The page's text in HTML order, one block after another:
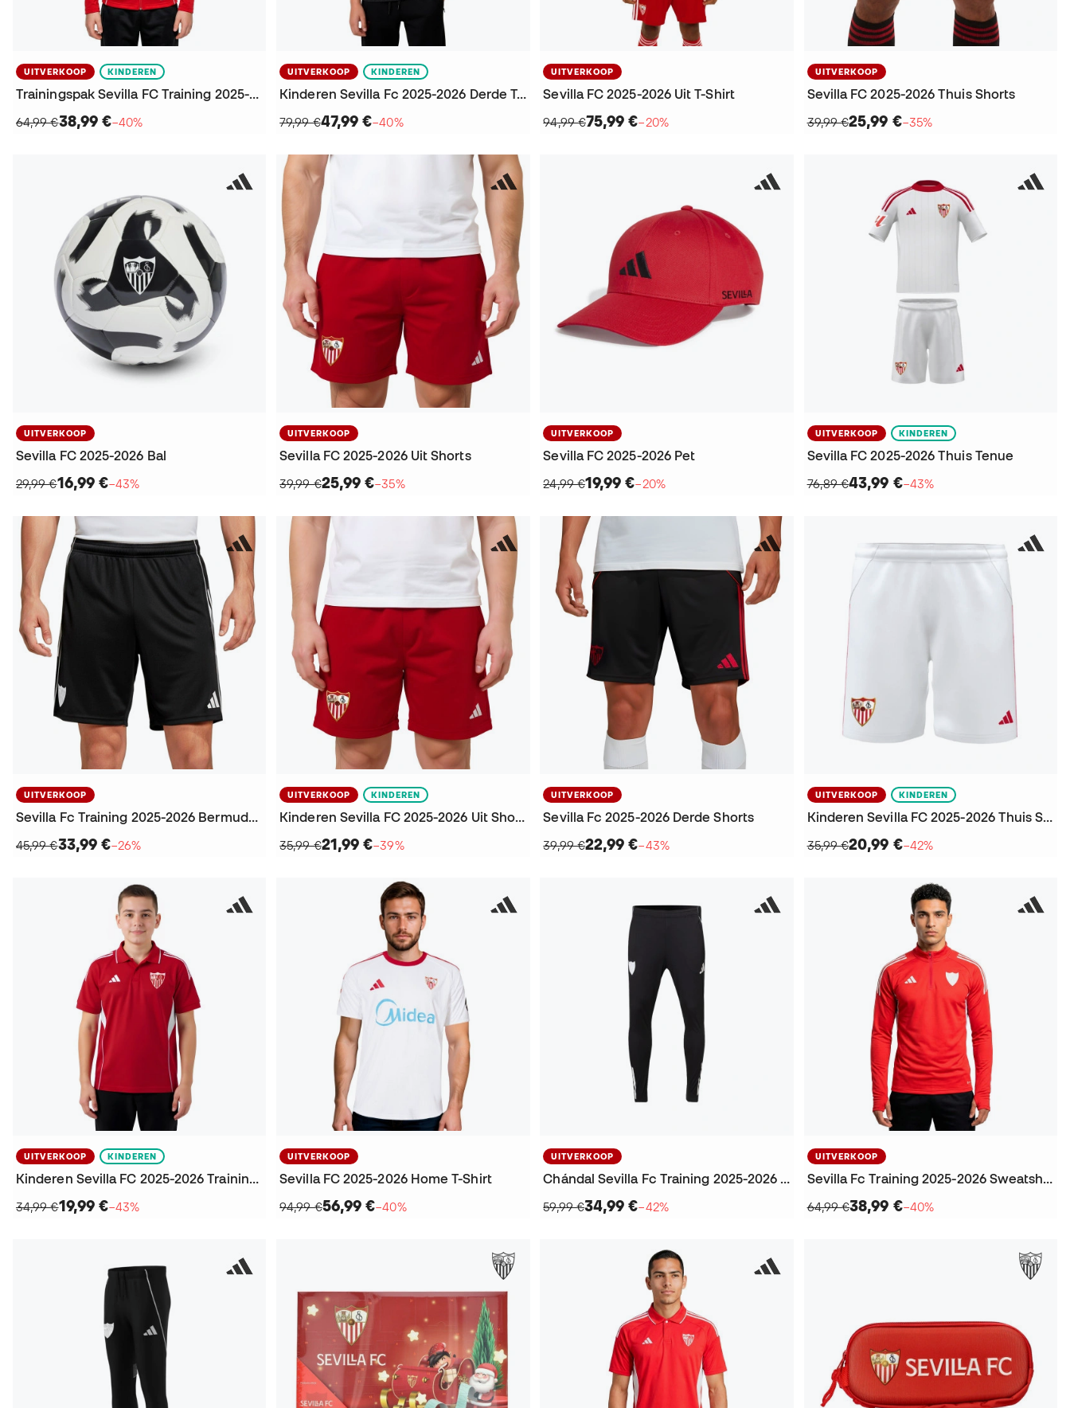
UITVERKOOP KINDEREN
Trainingspak Sevilla FC Training 2025-2026 Kind Jack
64,99 €38,99 €−40%
UITVERKOOP KINDEREN
Kinderen Sevilla Fc 2025-2026 Derde T-Shirt
79,99 €47,99 €−40%
UITVERKOOP
Sevilla FC 2025-2026 Uit T-Shirt
94,99 €75,99 €−20%
UITVERKOOP
Sevilla FC 2025-2026 Thuis Shorts
39,99 €25,99 €−35%
UITVERKOOP
Sevilla FC 2025-2026 Bal
29,99 €16,99 €−43%
UITVERKOOP
Sevilla FC 2025-2026 Uit Shorts
39,99 €25,99 €−35%
UITVERKOOP
Sevilla FC 2025-2026 Pet
24,99 €19,99 €−20%
UITVERKOOP KINDEREN
Sevilla FC 2025-2026 Thuis Tenue
76,89 €43,99 €−43%
UITVERKOOP
Sevilla Fc Training 2025-2026 Bermudashorts
45,99 €33,99 €−26%
UITVERKOOP KINDEREN
Kinderen Sevilla FC 2025-2026 Uit Shorts
35,99 €21,99 €−39%
UITVERKOOP
Sevilla Fc 2025-2026 Derde Shorts
39,99 €22,99 €−43%
UITVERKOOP KINDEREN
Kinderen Sevilla FC 2025-2026 Thuis Shorts
35,99 €20,99 €−42%
UITVERKOOP KINDEREN
Kinderen Sevilla FC 2025-2026 Training Poloshirt
34,99 €19,99 €−43%
UITVERKOOP
Sevilla FC 2025-2026 Home T-Shirt
94,99 €56,99 €−40%
UITVERKOOP
Chándal Sevilla Fc Training 2025-2026 Lange broek
59,99 €34,99 €−42%
UITVERKOOP
Sevilla Fc Training 2025-2026 Sweatshirt
64,99 €38,99 €−40%